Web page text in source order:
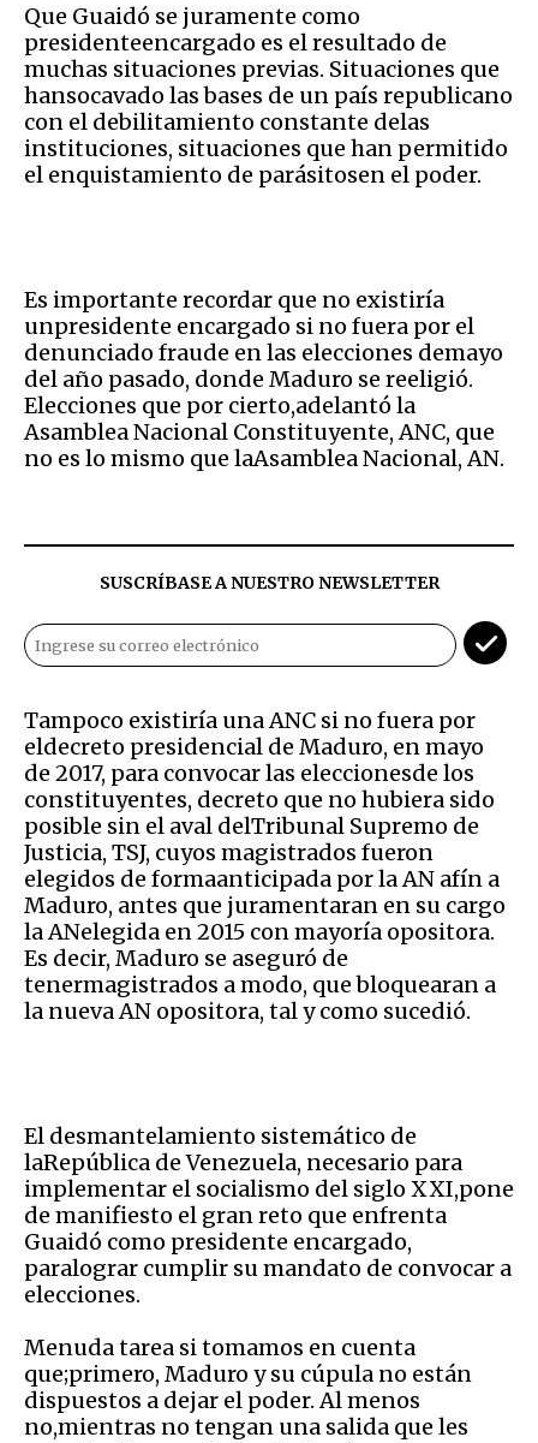
Que Guaidó se juramente como
presidenteencargado es el resultado de
muchas situaciones previas. Situaciones que
hansocavado las bases de un país republicano
con el debilitamiento constante delas
instituciones, situaciones que han permitido
el enquistamiento de parásitosen el poder.
Es importante recordar que no existiría
unpresidente encargado si no fuera por el
denunciado fraude en las elecciones demayo
del año pasado, donde Maduro se reeligió.
Elecciones que por cierto,adelantó la
Asamblea Nacional Constituyente, ANC, que
no es lo mismo que laAsamblea Nacional, AN.
SUSCRÍBASE A NUESTRO NEWSLETTER
Tampoco existiría una ANC si no fuera por
eldecreto presidencial de Maduro, en mayo
de 2017, para convocar las eleccionesde los
constituyentes, decreto que no hubiera sido
posible sin el aval delTribunal Supremo de
Justicia, TSJ, cuyos magistrados fueron
elegidos de formaanticipada por la AN afín a
Maduro, antes que juramentaran en su cargo
la ANelegida en 2015 con mayoría opositora.
Es decir, Maduro se aseguró de
tenermagistrados a modo, que bloquearan a
la nueva AN opositora, tal y como sucedió.
El desmantelamiento sistemático de
laRepública de Venezuela, necesario para
implementar el socialismo del siglo XXI,pone
de manifiesto el gran reto que enfrenta
Guaidó como presidente encargado,
paralograr cumplir su mandato de convocar a
elecciones.
Menuda tarea si tomamos en cuenta
que;primero, Maduro y su cúpula no están
dispuestos a dejar el poder. Al menos
no,mientras no tengan una salida que les